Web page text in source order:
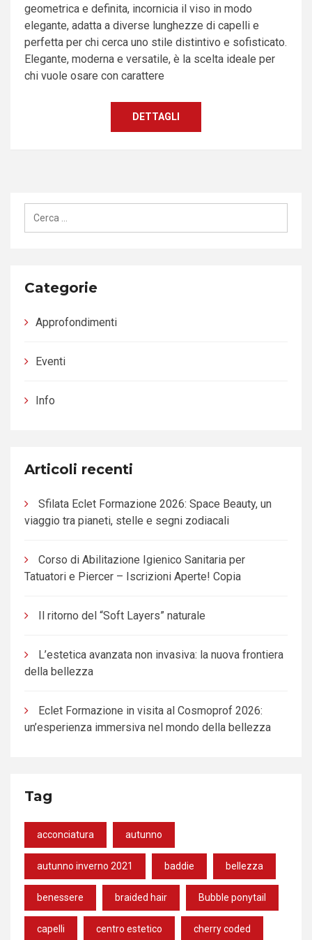
geometrica e definita, incornicia il viso in modo
elegante, adatta a diverse lunghezze di capelli e
perfetta per chi cerca uno stile distintivo e sofisticato.
Elegante, moderna e versatile, è la scelta ideale per
chi vuole osare con carattere
DETTAGLI
Ricerca
Categorie
Approfondimenti
Eventi
Info
Articoli recenti
Sfilata Eclet Formazione 2026: Space Beauty, un
viaggio tra pianeti, stelle e segni zodiacali
Corso di Abilitazione Igienico Sanitaria per
Tatuatori e Piercer – Iscrizioni Aperte! Copia
Il ritorno del “Soft Layers” naturale
L’estetica avanzata non invasiva: la nuova frontiera
della bellezza
Eclet Formazione in visita al Cosmoprof 2026:
un’esperienza immersiva nel mondo della bellezza
Tag
acconciatura autunno
autunno inverno 2021 baddie bellezza
benessere braided hair Bubble ponytail
capelli centro estetico cherry coded